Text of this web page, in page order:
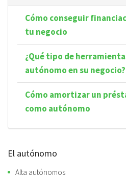
Cómo conseguir
tu negocio
¿Qué tipo de
autónomo en su negocio?
Cómo amortizar un
como autónomo
El autónomo
Alta autónomos